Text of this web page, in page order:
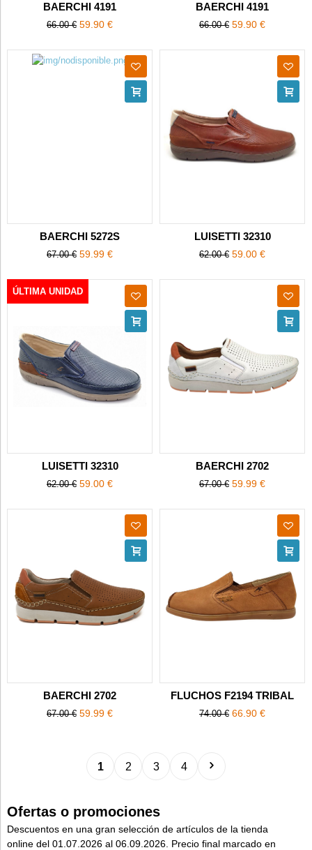
BAERCHI 4191
66.00 € 59.90 €
BAERCHI 4191
66.00 € 59.90 €
BAERCHI 5272S
67.00 € 59.99 €
LUISETTI 32310
62.00 € 59.00 €
LUISETTI 32310
62.00 € 59.00 €
ÚLTIMA UNIDAD
BAERCHI 2702
67.00 € 59.99 €
BAERCHI 2702
67.00 € 59.99 €
FLUCHOS F2194 TRIBAL
74.00 € 66.90 €
1 2 3 4
Ofertas o promociones
Descuentos en una gran selección de artículos de la tienda
online del 01.07.2026 al 06.09.2026. Precio final marcado en